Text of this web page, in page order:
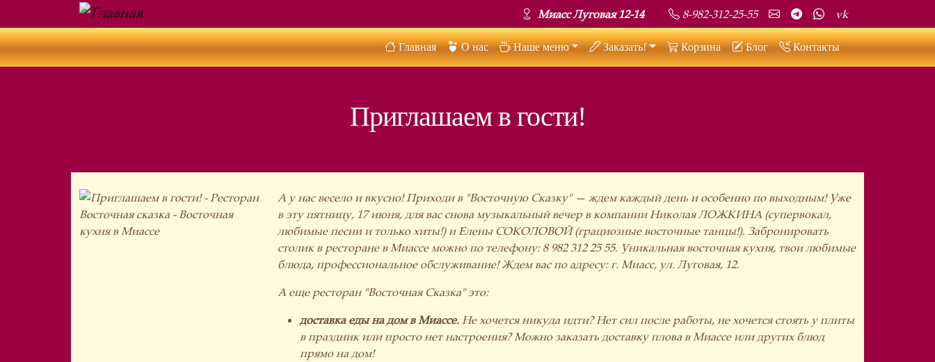
Перейти к основному содержанию Миасс Луговая 12-14 Social
8-982-312-25-55 vk
Основная навигация
Главная О нас Наше меню Заказать! Корзина Блог Контакты
Приглашаем в гости!
А у нас весело и вкусно! Приходи в "Восточную Сказку" — ждем каждый день и особенно по выходным! Уже
в эту пятницу, 17 июня, для вас снова музыкальный вечер в компании Николая ЛОЖКИНА (супервокал,
любимые песни и только хиты!) и Елены СОКОЛОВОЙ (грациозные восточные танцы!). Забронировать
столик в ресторане в Миассе можно по телефону: 8 982 312 25 55. Уникальная восточная кухня, твои любимые
блюда, профессиональное обслуживание! Ждем вас по адресу: г. Миасс, ул. Луговая, 12.
А еще ресторан "Восточная Сказка" это:
доставка еды на дом в Миассе. Не хочется никуда идти? Нет сил после работы, не хочется стоять у плиты
в праздник или просто нет настроения? Можно заказать доставку плова в Миассе или других блюд
прямо на дом!